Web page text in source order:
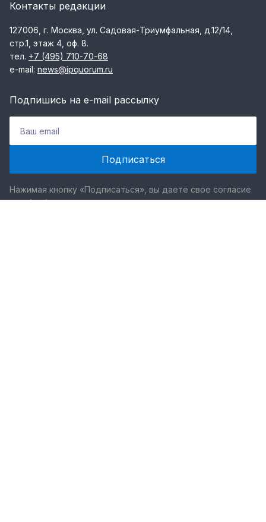
Контакты редакции
127006, г. Москва, ул. Садовая-Триумфальная, д.12/14,
стр.1, этаж 4, оф. 8.
тел. +7 (495) 710-70-68
e-mail: news@ipquorum.ru
Подпишись на e-mail рассылку
Нажимая кнопку «Подписаться», вы даете свое согласие
на обработку персональных данных.